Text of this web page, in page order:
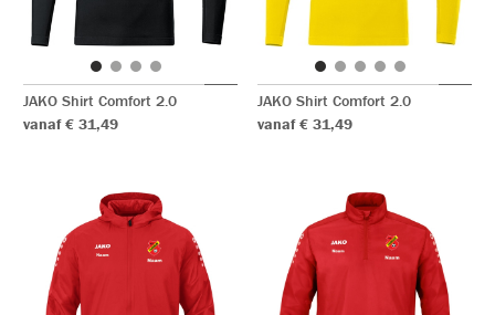
JAKO Shirt Comfort 2.0
vanaf € 31,49
JAKO Shirt Comfort 2.0
vanaf € 31,49